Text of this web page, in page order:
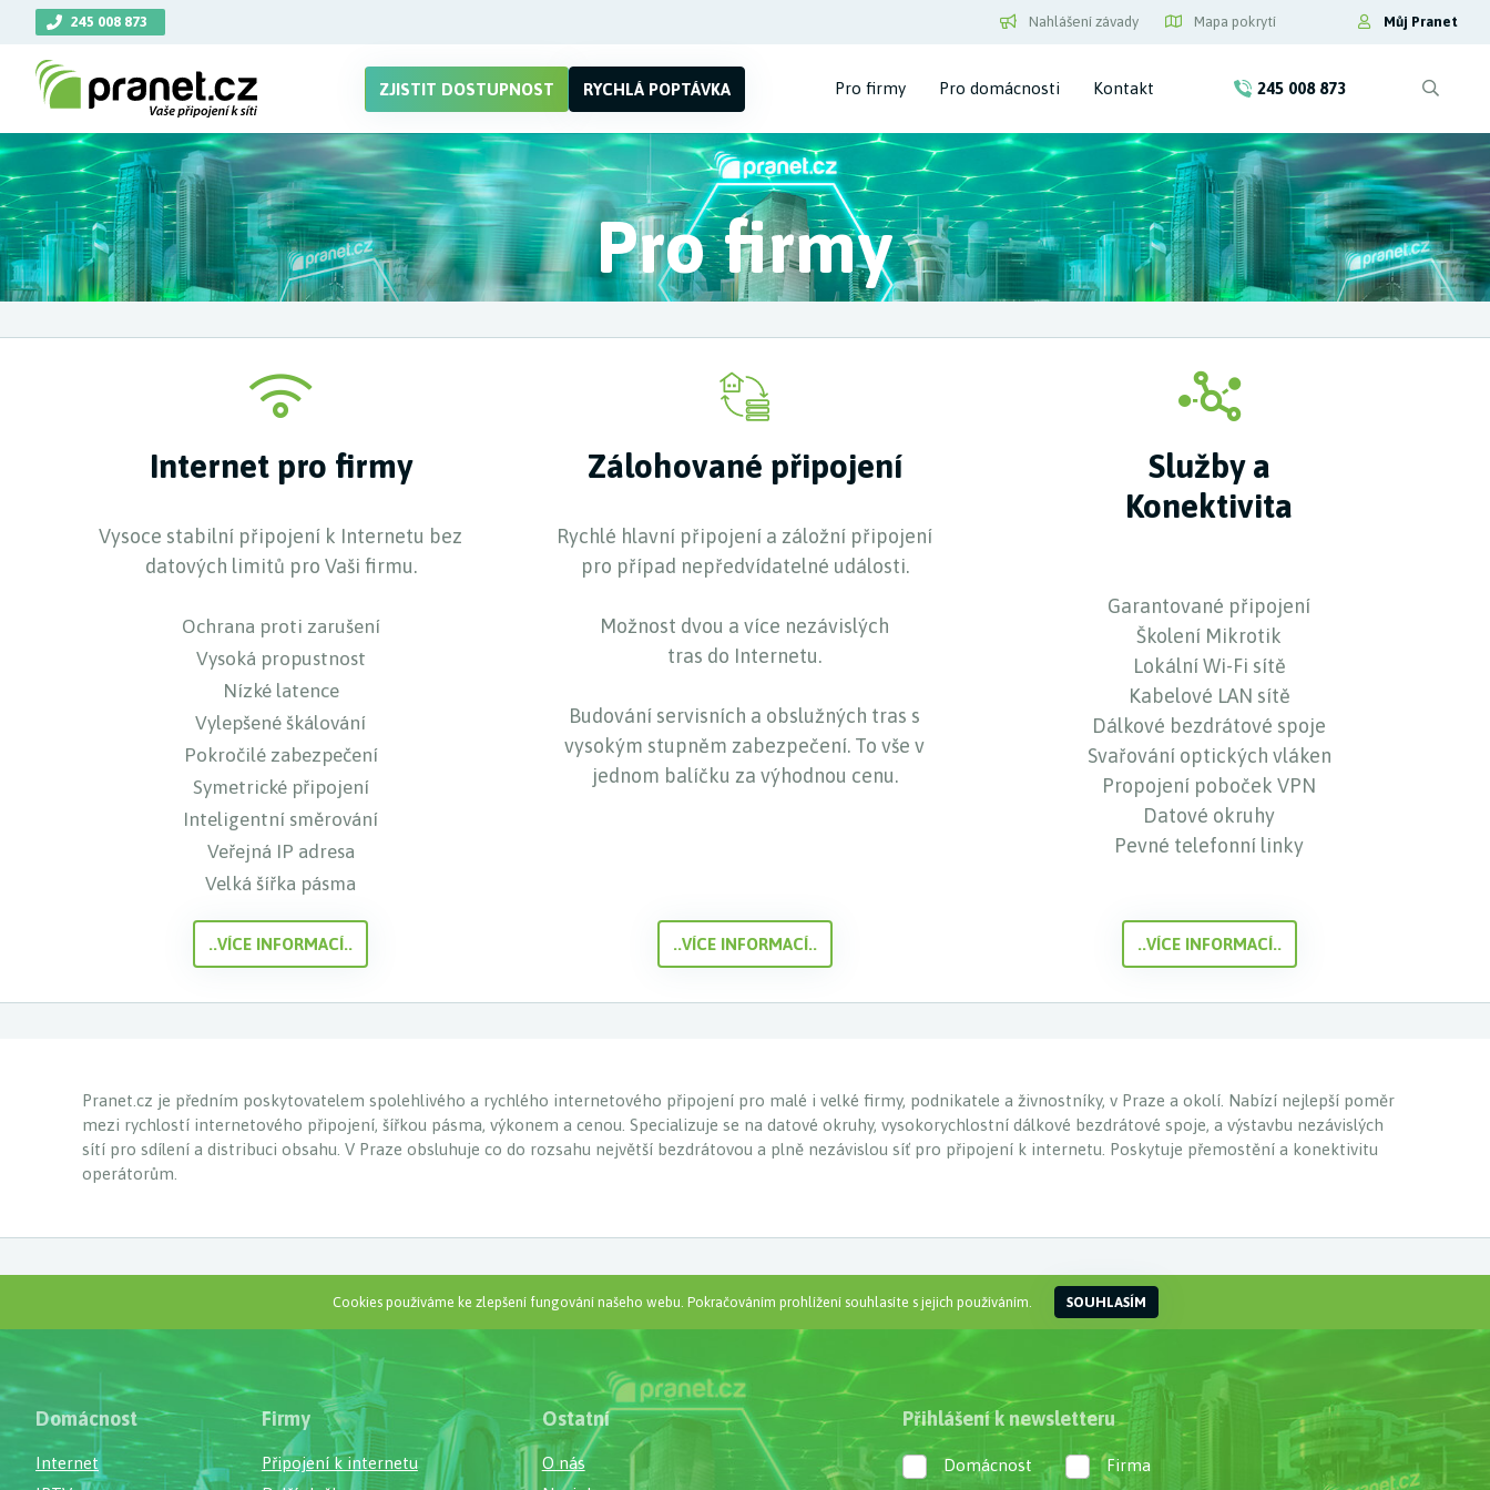
245 008 873 Nahlášení závady Mapa pokrytí Můj Pranet
ZJISTIT DOSTUPNOST RYCHLÁ POPTÁVKA Pro firmy Pro domácnosti Kontakt 245 008 873
Pro firmy
Internet pro firmy
Vysoce stabilní připojení k Internetu bez
datových limitů pro Vaši firmu.
Ochrana proti zarušení
Vysoká propustnost
Nízké latence
Vylepšené škálování
Pokročilé zabezpečení
Symetrické připojení
Inteligentní směrování
Veřejná IP adresa
Velká šířka pásma
..VÍCE INFORMACÍ..
Zálohované připojení
Rychlé hlavní připojení a záložní připojení
pro případ nepředvídatelné události.
Možnost dvou a více nezávislých
tras do Internetu.
Budování servisních a obslužných tras s
vysokým stupněm zabezpečení. To vše v
jednom balíčku za výhodnou cenu.
..VÍCE INFORMACÍ..
Služby a
Konektivita
Garantované připojení
Školení Mikrotik
Lokální Wi-Fi sítě
Kabelové LAN sítě
Dálkové bezdrátové spoje
Svařování optických vláken
Propojení poboček VPN
Datové okruhy
Pevné telefonní linky
..VÍCE INFORMACÍ..
Pranet.cz je předním poskytovatelem spolehlivého a rychlého internetového připojení pro malé i velké firmy, podnikatele a živnostníky, v Praze a okolí. Nabízí nejlepší poměr
mezi rychlostí internetového připojení, šířkou pásma, výkonem a cenou. Specializuje se na datové okruhy, vysokorychlostní dálkové bezdrátové spoje, a výstavbu nezávislých
sítí pro sdílení a distribuci obsahu. V Praze obsluhuje co do rozsahu největší bezdrátovou a plně nezávislou síť pro připojení k internetu. Poskytuje přemostění a konektivitu
operátorům.
Cookies používáme ke zlepšení fungování našeho webu. Pokračováním prohlížení souhlasíte s jejich používáním. SOUHLASÍM
Domácnost
Internet
Firmy
Připojení k internetu
Ostatní
O nás
Přihlášení k newsletteru
Domácnost Firma